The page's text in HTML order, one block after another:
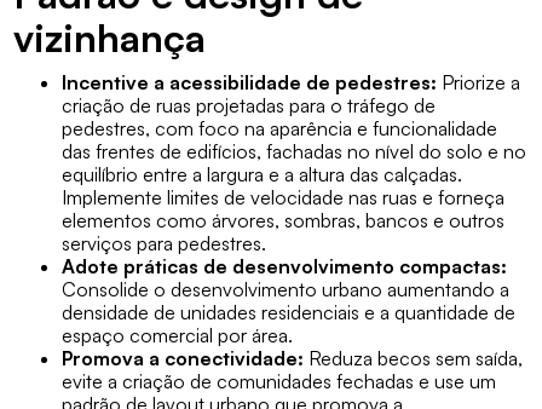
vizinhança
Incentive a acessibilidade de pedestres: Priorize a
criação de ruas projetadas para o tráfego de
pedestres, com foco na aparência e funcionalidade
das frentes de edifícios, fachadas no nível do solo e no
equilíbrio entre a largura e a altura das calçadas.
Implemente limites de velocidade nas ruas e forneça
elementos como árvores, sombras, bancos e outros
serviços para pedestres.
Adote práticas de desenvolvimento compactas:
Consolide o desenvolvimento urbano aumentando a
densidade de unidades residenciais e a quantidade de
espaço comercial por área.
Promova a conectividade: Reduza becos sem saída,
evite a criação de comunidades fechadas e use um